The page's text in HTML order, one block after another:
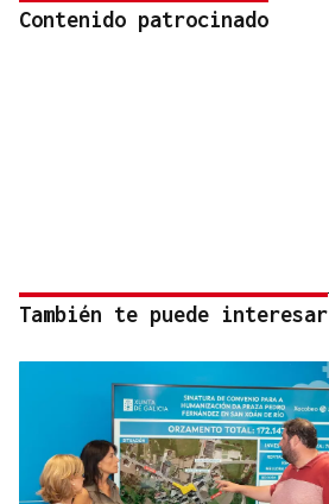
Contenido patrocinado
También te puede interesar